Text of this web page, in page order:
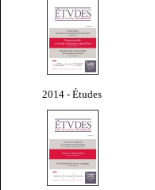
2014 - Études